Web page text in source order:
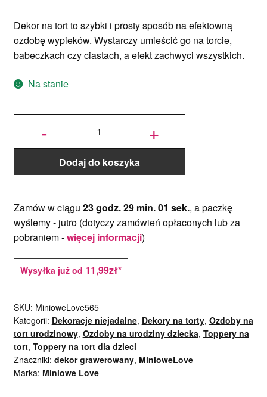
Dekor na tort to szybki i prosty sposób na efektowną
ozdobę wypieków. Wystarczy umieścić go na torcie,
babeczkach czy ciastach, a efekt zachwyci wszystkich.
Na stanie
-
ilość Dekory
Baby - 3 szt. +
Dodaj do koszyka
Zamów w ciągu 23 godz. 29 min. 01 sek., a paczkę
wyślemy - jutro(dotyczy zamówień opłaconych lub za
pobraniem -więcej informacji)
Wysyłka już od 11,99zł*
SKU: MinioweLove565
Kategorii: Dekoracje niejadalne, Dekory na torty, Ozdoby na
tort urodzinowy, Ozdoby na urodziny dziecka, Toppery na
tort, Toppery na tort dla dzieci
Znaczniki: dekor grawerowany, MinioweLove
Marka: Miniowe Love